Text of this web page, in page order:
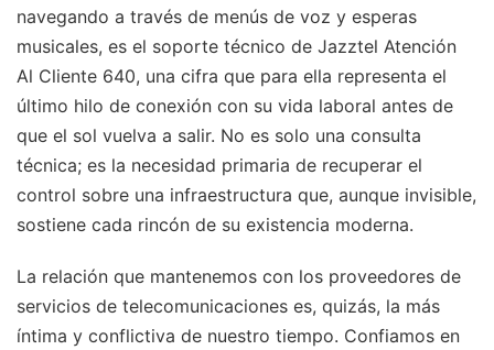
navegando a través de menús de voz y esperas
musicales, es el soporte técnico de Jazztel Atención
Al Cliente 640, una cifra que para ella representa el
último hilo de conexión con su vida laboral antes de
que el sol vuelva a salir. No es solo una consulta
técnica; es la necesidad primaria de recuperar el
control sobre una infraestructura que, aunque invisible,
sostiene cada rincón de su existencia moderna.
La relación que mantenemos con los proveedores de
servicios de telecomunicaciones es, quizás, la más
íntima y conflictiva de nuestro tiempo. Confiamos en